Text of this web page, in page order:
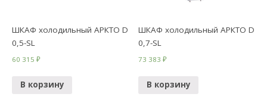
ШКАФ холодильный АРКТО D
0,5-SL
60 315₽
В корзину
ШКАФ холодильный АРКТО D
0,7-SL
73 383₽
В корзину